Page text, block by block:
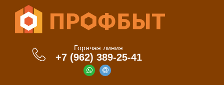
Горячая линия
+7 (962) 389-25-41